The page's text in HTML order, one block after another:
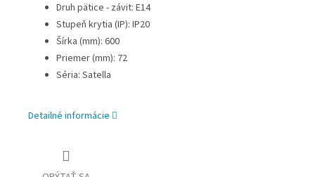
Druh pätice - závit: E14
Stupeň krytia (IP): IP20
Šírka (mm): 600
Priemer (mm): 72
Séria: Satella
Detailné informácie